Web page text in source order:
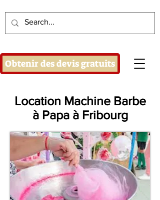
Obtenir des devis gratuits
Location Machine Barbe
à Papa à Fribourg